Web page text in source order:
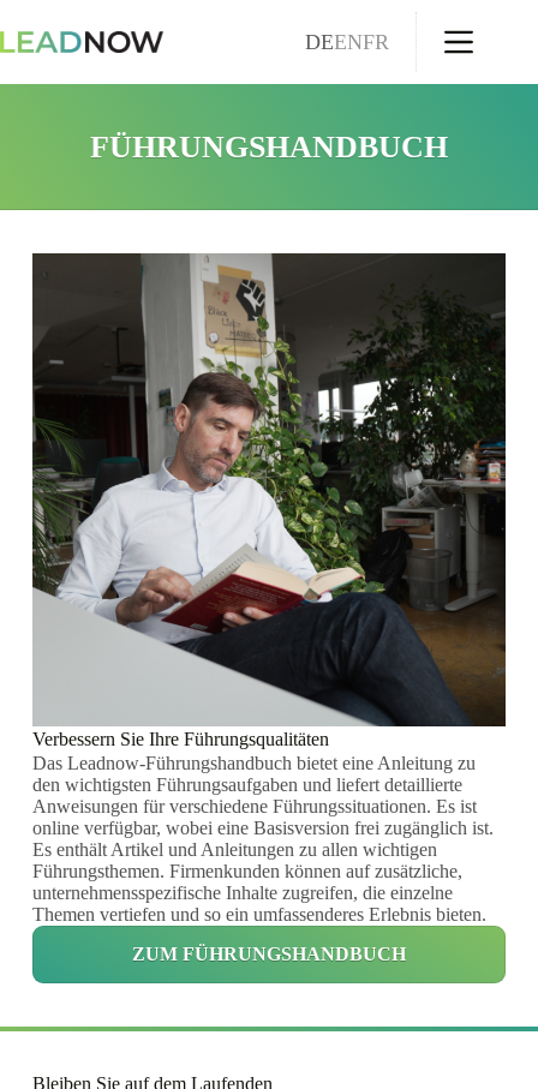
ENFR
DE
FÜHRUNGSHANDBUCH
Verbessern Sie Ihre Führungsqualitäten
Das Leadnow-Führungshandbuch bietet eine Anleitung zu
den wichtigsten Führungsaufgaben und liefert detaillierte
Anweisungen für verschiedene Führungssituationen. Es ist
online verfügbar, wobei eine Basisversion frei zugänglich ist.
Es enthält Artikel und Anleitungen zu allen wichtigen
Führungsthemen. Firmenkunden können auf zusätzliche,
unternehmensspezifische Inhalte zugreifen, die einzelne
Themen vertiefen und so ein umfassenderes Erlebnis bieten.
ZUM FÜHRUNGSHANDBUCH
Bleiben Sie auf dem Laufenden